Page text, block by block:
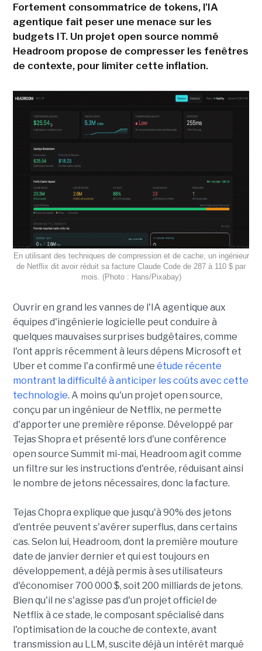
Fortement consommatrice de tokens, l'IA
agentique fait peser une menace sur les
budgets IT. Un projet open source nommé
Headroom propose de compresser les fenêtres
de contexte, pour limiter cette inflation.
En utilisant des techniques de compression et de cache, un ingénieur
de Netflix dit avoir réduit sa facture Claude Code de 287 à 110 $ par
mois. (Photo : Hans/Pixabay)
Ouvrir en grand les vannes de l'IA agentique aux
équipes d'ingénierie logicielle peut conduire à
quelques mauvaises surprises budgétaires, comme
l'ont appris récemment à leurs dépens Microsoft et
Uber et comme l'a confirmé une étude récente
montrant la difficulté à anticiper les coûts avec cette
technologie. A moins qu'un projet open source,
conçu par un ingénieur de Netflix, ne permette
d'apporter une première réponse. Développé par
Tejas Shopra et présenté lors d'une conférence
open source Summit mi-mai, Headroom agit comme
un filtre sur les instructions d'entrée, réduisant ainsi
le nombre de jetons nécessaires, donc la facture.
Tejas Chopra explique que jusqu'à 90% des jetons
d'entrée peuvent s'avérer superflus, dans certains
cas. Selon lui, Headroom, dont la première mouture
date de janvier dernier et qui est toujours en
développement, a déjà permis à ses utilisateurs
d'économiser 700 000 $, soit 200 milliards de jetons.
Bien qu'il ne s'agisse pas d'un projet officiel de
Netflix à ce stade, le composant spécialisé dans
l'optimisation de la couche de contexte, avant
transmission au LLM, suscite déjà un intérêt marqué